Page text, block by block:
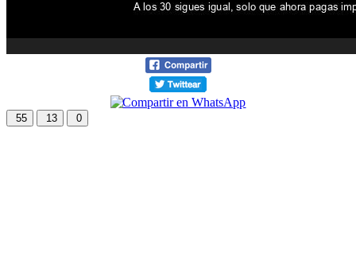
55 13 0